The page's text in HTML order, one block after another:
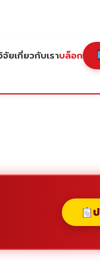
จัยเกี่ยวกับเราบล็อก